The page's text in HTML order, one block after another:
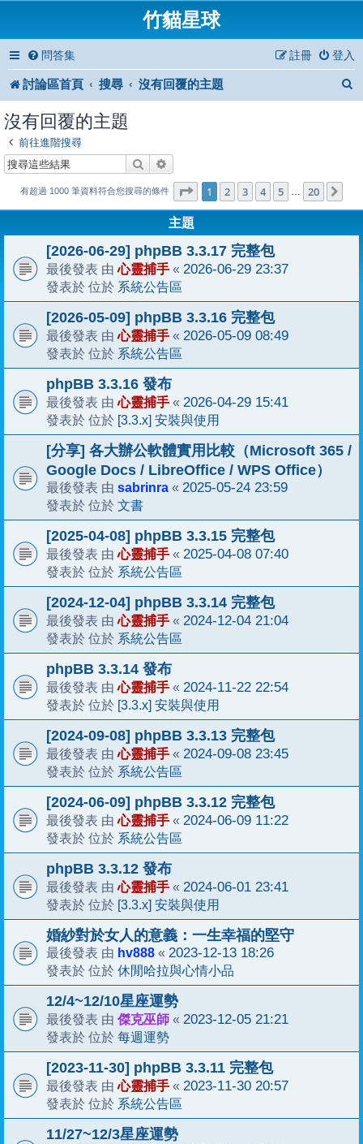
竹貓星球
問答集 登入
註冊
討論區首頁 搜尋 沒有回覆的主題
沒有回覆的主題
前往進階搜尋
搜尋
有超過 1000 筆資料符合您搜尋的條件 第1 頁 (共 20頁)
1 2 3 4 5 … 20
主題
[2026-06-29] phpBB 3.3.17 完整包
最後發表 由心靈捕手 « 2026-06-29 23:37
發表於 位於 系統公告區
[2026-05-09] phpBB 3.3.16 完整包
最後發表 由心靈捕手 « 2026-05-09 08:49
發表於 位於 系統公告區
phpBB 3.3.16 發布
最後發表 由心靈捕手 « 2026-04-29 15:41
發表於 位於 [3.3.x] 安裝與使用
[分享] 各大辦公軟體實用比較（Microsoft 365 /
Google Docs / LibreOffice / WPS Office）
最後發表 由 sabrinra « 2025-05-24 23:59
發表於 位於 文書
[2025-04-08] phpBB 3.3.15 完整包
最後發表 由心靈捕手 « 2025-04-08 07:40
發表於 位於 系統公告區
[2024-12-04] phpBB 3.3.14 完整包
最後發表 由心靈捕手 « 2024-12-04 21:04
發表於 位於 系統公告區
phpBB 3.3.14 發布
最後發表 由心靈捕手 « 2024-11-22 22:54
發表於 位於 [3.3.x] 安裝與使用
[2024-09-08] phpBB 3.3.13 完整包
最後發表 由心靈捕手 « 2024-09-08 23:45
發表於 位於 系統公告區
[2024-06-09] phpBB 3.3.12 完整包
最後發表 由心靈捕手 « 2024-06-09 11:22
發表於 位於 系統公告區
phpBB 3.3.12 發布
最後發表 由心靈捕手 « 2024-06-01 23:41
發表於 位於 [3.3.x] 安裝與使用
婚紗對於女人的意義：一生幸福的堅守
最後發表 由 hv888 « 2023-12-13 18:26
發表於 位於 休閒哈拉與心情小品
12/4~12/10星座運勢
最後發表 由 傑克巫師 « 2023-12-05 21:21
發表於 位於 每週運勢
[2023-11-30] phpBB 3.3.11 完整包
最後發表 由心靈捕手 « 2023-11-30 20:57
發表於 位於 系統公告區
11/27~12/3星座運勢